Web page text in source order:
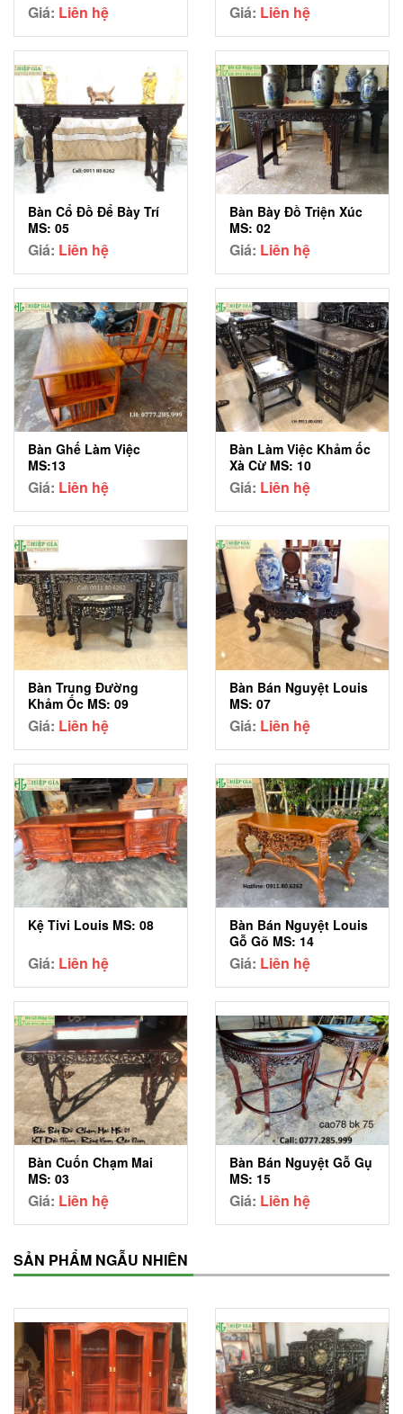
Giá: Liên hệ Giá: Liên hệ
Bàn Cổ Đồ Để Bày Trí
MS: 05
Giá: Liên hệ
Bàn Bày Đồ Triện Xúc
MS: 02
Giá: Liên hệ
Bàn Ghế Làm Việc
MS:13
Giá: Liên hệ
Bàn Làm Việc Khảm ốc
Xà Cừ MS: 10
Giá: Liên hệ
Bàn Trung Đường
Khảm Ốc MS: 09
Giá: Liên hệ
Bàn Bán Nguyệt Louis
MS: 07
Giá: Liên hệ
Kệ Tivi Louis MS: 08
Giá: Liên hệ
Bàn Bán Nguyệt Louis
Gỗ Gõ MS: 14
Giá: Liên hệ
Bàn Cuốn Chạm Mai
MS: 03
Giá: Liên hệ
Bàn Bán Nguyệt Gỗ Gụ
MS: 15
Giá: Liên hệ
SẢN PHẨM NGẪU NHIÊN